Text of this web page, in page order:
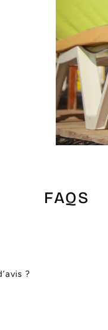
FAQS
?